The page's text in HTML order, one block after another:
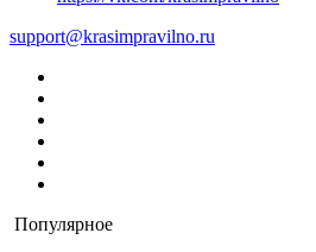
support@krasimpravilno.ru
Популярное